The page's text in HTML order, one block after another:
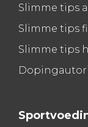
Slimme tips
Slimme tips
Slimme tips